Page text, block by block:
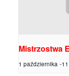
Mistrzostwa
1 października -